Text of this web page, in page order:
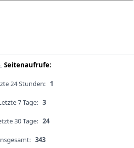
Seitenaufrufe:
24 Stunden: 1
7 Tage: 3
30 Tage: 24
343